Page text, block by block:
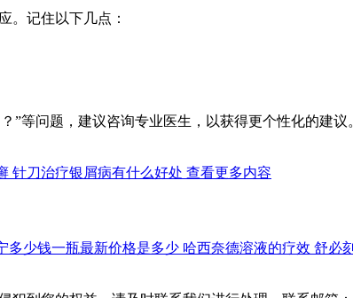
。记住以下几点：
”等问题，建议咨询专业医生，以获得更个性化的建议
针刀治疗银屑病有什么好处 查看更多内容
多少钱一瓶最新价格是多少 哈西奈德溶液的疗效 舒必